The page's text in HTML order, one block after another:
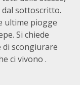
sottoscritto.
ultime piogge
Si chiede
scongiurare
ci vivono .